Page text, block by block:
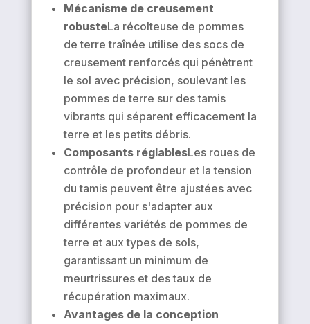
Mécanisme de creusement
robusteLa récolteuse de pommes
de terre traînée utilise des socs de
creusement renforcés qui pénètrent
le sol avec précision, soulevant les
pommes de terre sur des tamis
vibrants qui séparent efficacement la
terre et les petits débris.
Composants réglablesLes roues de
contrôle de profondeur et la tension
du tamis peuvent être ajustées avec
précision pour s'adapter aux
différentes variétés de pommes de
terre et aux types de sols,
garantissant un minimum de
meurtrissures et des taux de
récupération maximaux.
Avantages de la conception